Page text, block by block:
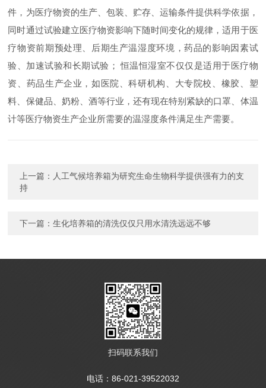
件，为医疗物资的生产、包装、贮存、运输条件提供科学依据，
同时通过试验建立医疗物资影响下随时间变化的规律，适用于医
疗物资前期预处理、后期生产温湿度环境，药品的影响因素试
验、加速试验和长期试验； 恒温恒湿室不仅仅是适用于医疗物
资、药品生产企业，如医院、科研机构、大专院校、橡胶、塑
料、保健品、奶粉、酒等行业，还有现在特别紧缺的口罩、体温
计等医疗物资生产企业所需要的温湿度条件满足生产需要。
上一篇： 人工气候培养箱为研究生命生物科学提供强有力的支
持
下一篇：生化培养箱的清洗仅仅只用水清洗远远不够
扫码联系我们
电话：86-021-39522032